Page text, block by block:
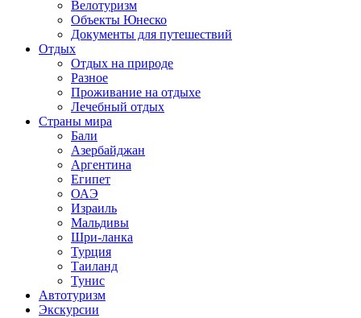
Велотуризм
Объекты Юнеско
Документы для путешествий
Отдых
Отдых на природе
Разное
Проживание на отдыхе
Лечебный отдых
Страны мира
Бали
Азербайджан
Аргентина
Египет
ОАЭ
Израиль
Мальдивы
Шри-ланка
Турция
Таиланд
Тунис
Автотуризм
Экскурсии